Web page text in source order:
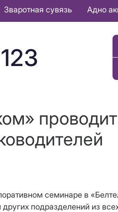
Зваротная сувязь Адно
123
семинаре в
подразделений из